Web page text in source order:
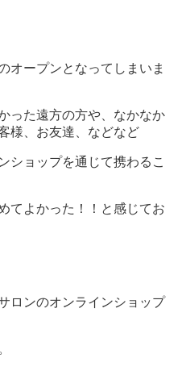
オープンとなってしまいま
った遠方の方や、なかなか
様、お友達、などなど
ショップを通じて携わるこ
てよかった！！と感じてお
ロンのオンラインショップ